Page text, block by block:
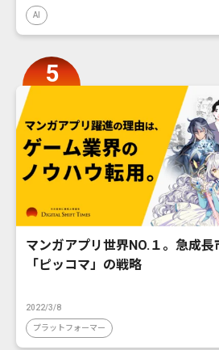
AI
マンガアプリ世界NO.１。急成長
「ピッコマ」の戦略
2022/3/8
プラットフォーマー